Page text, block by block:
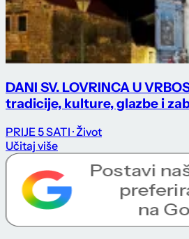
DANI SV. LOVRINCA U
tradicije, kulture, glazbe i
PRIJE 5 SATI · Život
Učitaj više